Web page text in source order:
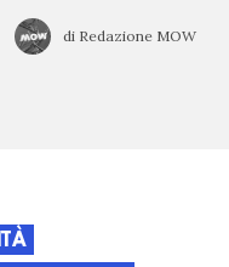
di Redazione MOW